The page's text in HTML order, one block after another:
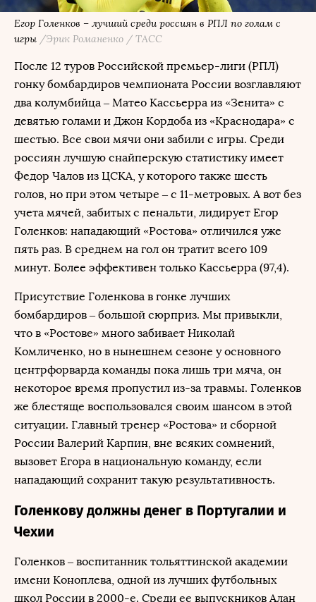
Егор Голенков – лучший среди россиян в РПЛ по голам с
игры /Эрик Романенко / ТАСС
После 12 туров Российской премьер-лиги (РПЛ)
гонку бомбардиров чемпионата России возглавляют
два колумбийца – Матео Кассьерра из «Зенита» с
девятью голами и Джон Кордоба из «Краснодара» с
шестью. Все свои мячи они забили с игры. Среди
россиян лучшую снайперскую статистику имеет
Федор Чалов из ЦСКА, у которого также шесть
голов, но при этом четыре – с 11-метровых. А вот без
учета мячей, забитых с пенальти, лидирует Егор
Голенков: нападающий «Ростова» отличился уже
пять раз. В среднем на гол он тратит всего 109
минут. Более эффективен только Кассьерра (97,4).
Присутствие Голенкова в гонке лучших
бомбардиров – большой сюрприз. Мы привыкли,
что в «Ростове» много забивает Николай
Комличенко, но в нынешнем сезоне у основного
центрфорварда команды пока лишь три мяча, он
некоторое время пропустил из-за травмы. Голенков
же блестяще воспользовался своим шансом в этой
ситуации. Главный тренер «Ростова» и сборной
России Валерий Карпин, вне всяких сомнений,
вызовет Егора в национальную команду, если
нападающий сохранит такую результативность.
Голенкову должны денег в Португалии и
Чехии
Голенков – воспитанник тольяттинской академии
имени Коноплева, одной из лучших футбольных
школ России в 2000-е. Среди ее выпускников Алан